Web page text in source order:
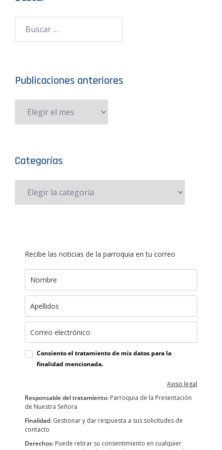
Publicaciones anteriores
Categorías
Recibe las noticias de la parroquia en tu correo
Consiento el tratamiento de mis datos para la
finalidad mencionada.
Aviso legal
Responsable del tratamiento: Parroquia de la Presentación
de Nuestra Señora
Finalidad: Gestionar y dar respuesta a sus solicitudes de
contacto
Derechos: Puede retirar su consentimiento en cualquier